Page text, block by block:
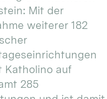
Mit der
weiterer 182
Katholino auf
285